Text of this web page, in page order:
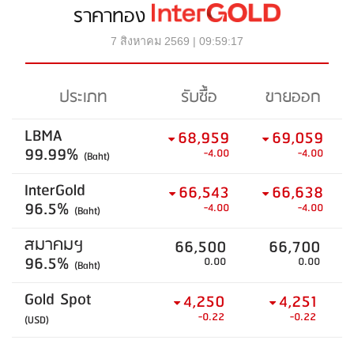
ราคาทอง
7 สิงหาคม 2569 | 09:59:17
ประเภท รับซื้อ
ขายออก
LBMA
99.99% (Baht)
68,959
-4.00
69,059
-4.00
InterGold
96.5% (Baht)
66,543
-4.00
66,638
-4.00
สมาคมฯ
96.5% (Baht)
66,500
0.00
66,700
0.00
Gold Spot
(USD)
4,250
-0.22
4,251
-0.22